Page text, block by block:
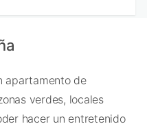
apartamento de
verdes, locales
hacer un entretenido